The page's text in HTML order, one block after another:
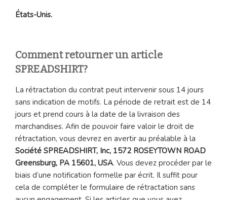
États-Unis.
Comment retourner un article
SPREADSHIRT?
La rétractation du contrat peut intervenir sous 14 jours
sans indication de motifs. La période de retrait est de 14
jours et prend cours à la date de la livraison des
marchandises. Afin de pouvoir faire valoir le droit de
rétractation, vous devrez en avertir au préalable à la
Société SPREADSHIRT, Inc, 1572 ROSEYTOWN ROAD
Greensburg, PA 15601, USA. Vous devez procéder par le
biais d’une notification formelle par écrit. Il suffit pour
cela de compléter le formulaire de rétractation sans